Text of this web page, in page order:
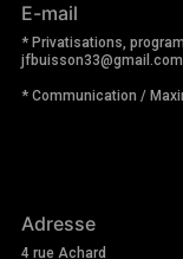
E-mail
* Privatisations,
jfbuisson33@gmail.com
* Communication /
Adresse
4 rue Achard